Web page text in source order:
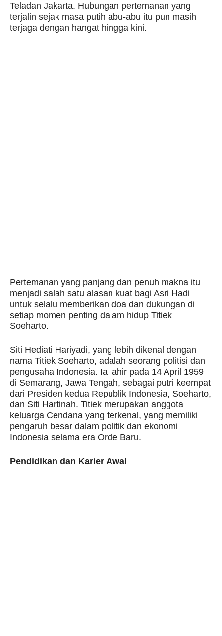
Teladan Jakarta. Hubungan pertemanan yang
terjalin sejak masa putih abu-abu itu pun masih
terjaga dengan hangat hingga kini.
Pertemanan yang panjang dan penuh makna itu
menjadi salah satu alasan kuat bagi Asri Hadi
untuk selalu memberikan doa dan dukungan di
setiap momen penting dalam hidup Titiek
Soeharto.
Siti Hediati Hariyadi, yang lebih dikenal dengan
nama Titiek Soeharto, adalah seorang politisi dan
pengusaha Indonesia. Ia lahir pada 14 April 1959
di Semarang, Jawa Tengah, sebagai putri keempat
dari Presiden kedua Republik Indonesia, Soeharto,
dan Siti Hartinah. Titiek merupakan anggota
keluarga Cendana yang terkenal, yang memiliki
pengaruh besar dalam politik dan ekonomi
Indonesia selama era Orde Baru.
Pendidikan dan Karier Awal